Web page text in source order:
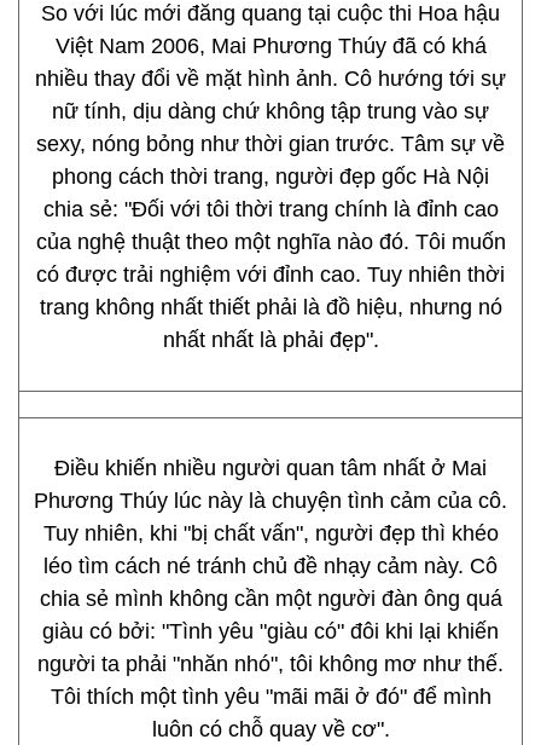
So với lúc mới đăng quang tại cuộc thi Hoa hậu
Việt Nam 2006, Mai Phương Thúy đã có khá
nhiều thay đổi về mặt hình ảnh. Cô hướng tới sự
nữ tính, dịu dàng chứ không tập trung vào sự
sexy, nóng bỏng như thời gian trước. Tâm sự về
phong cách thời trang, người đẹp gốc Hà Nội
chia sẻ: "Đối với tôi thời trang chính là đỉnh cao
của nghệ thuật theo một nghĩa nào đó. Tôi muốn
có được trải nghiệm với đỉnh cao. Tuy nhiên thời
trang không nhất thiết phải là đồ hiệu, nhưng nó
nhất nhất là phải đẹp".
Điều khiến nhiều người quan tâm nhất ở Mai
Phương Thúy lúc này là chuyện tình cảm của cô.
Tuy nhiên, khi "bị chất vấn", người đẹp thì khéo
léo tìm cách né tránh chủ đề nhạy cảm này. Cô
chia sẻ mình không cần một người đàn ông quá
giàu có bởi: "Tình yêu "giàu có" đôi khi lại khiến
người ta phải "nhăn nhó", tôi không mơ như thế.
Tôi thích một tình yêu "mãi mãi ở đó" để mình
luôn có chỗ quay về cơ".